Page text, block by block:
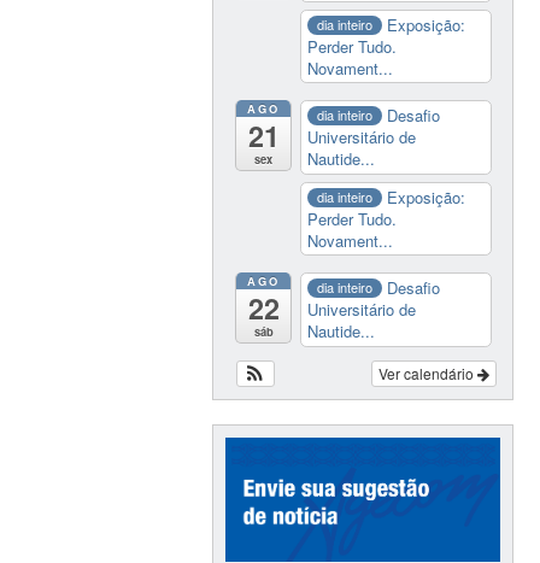
dia inteiro
Exposição:
Perder Tudo.
Novament...
AGO
21
sex
dia inteiro
Desafio
Universitário de
Nautide...
dia inteiro
Exposição:
Perder Tudo.
Novament...
AGO
22
sáb
dia inteiro
Desafio
Universitário de
Nautide...
Ver calendário